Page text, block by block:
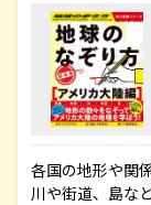
各国の地形や関
川や街道、島な